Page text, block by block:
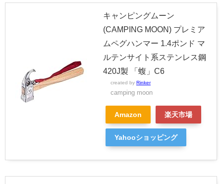
キャンピングムーン
(CAMPING MOON) プレミア
ムペグハンマー 1.4ポンド マ
ルテンサイト系ステンレス鋼
420J製 「蝮」C6
created by Rinker
camping moon
Amazon 楽天市場
Yahooショッピング